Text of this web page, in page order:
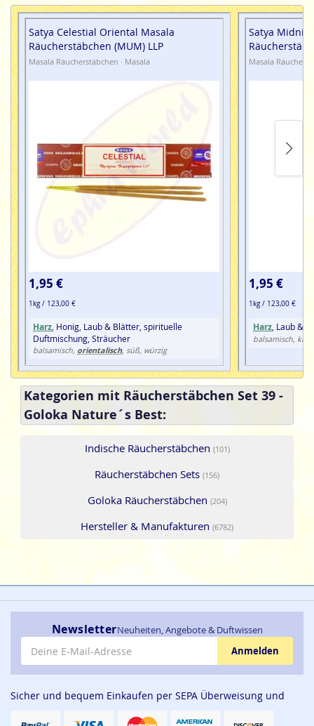
Golden Nature´s MeditationMasala
Räucherstäbchen - Inhalt 15g
Golden Natures NestMasala Räucherstäbchen -
Goloka, himmlische Düfte zum Wohlfühlen.
Goloka
Masala Räucherstäbchen sind 100% natürlich,
ohne Schadstoffe und in Handarbeit gefertigt.
Satya Celestial Oriental Masala
Räucherstäbchen (MUM) LLP
Masala Räucherstäbchen · Masala
1,95 €
1kg / 123,00 €
Harz , Honig, Laub & Blätter, spirituelle
Duftmischung, Sträucher
balsamisch, orientalisch, süß, würzig
Satya
Masala
1,95 €
1kg / 123,00 €
Harz, Laub &
balsamisch,
Kategorien mit Räucherstäbchen Set 39 -
Goloka Nature´s Best:
Indische Räucherstäbchen (101)
Räucherstäbchen Sets (156)
Goloka Räucherstäbchen (204)
Hersteller & Manufakturen (6782)
NewsletterNeuheiten, Angebote & Duftwissen
E-Mail-Adresse
Anmelden
Sicher und bequem Einkaufen per SEPA Überweisung und